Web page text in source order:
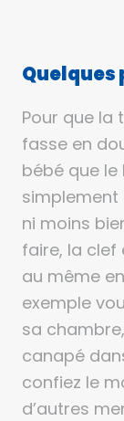
Pour que la
fasse en
bébé que
simplement
ni moins
faire, la clef
au même
exemple
sa
canapé
confiez le
d’autres